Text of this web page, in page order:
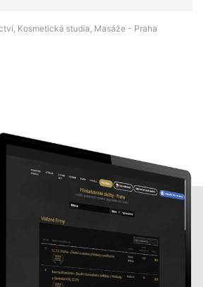
Kosmetická studia, Masáže - Praha